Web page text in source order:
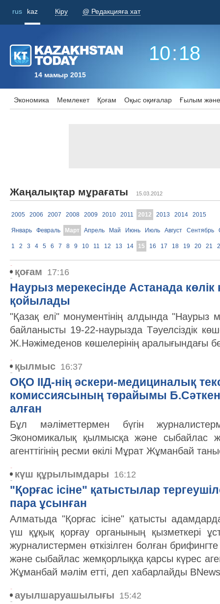
rus kaz Кіру @ Редакцияға хат
14 мамыр 2015
10: 18
Экономика Мемлекет Қоғам Оқыс оқиғалар Ғылым және
Жаңалықтар мұрағаты 15.03.2012
2005 2006 2007 2008 2009 2010 2011 2012 2013 2014 2015
Январь Февраль Март Апрель Май Июнь Июль Август Сентябрь
1 2 3 4 5 6 7 8 9 10 11 12 13 14 15 16 17 18 19 20 21
қоғам 17:16
Наурыз мерекесінде Астанада
қойылады
"Қазақ елі" монументінің алдында "Наурыз
байланысты 19-22-наурызда Тәуелсіздік
Ж.Нәжімеденов көшелерінің аралығындағы
қылмыс 16:37
ОҚО ІІД-нің әскери-медициналық
комиссиясының төрайымы
алған
Бұл мәліметтермен бүгін
Экономикалық қылмысқа және сыбайлас
агенттігінің ресми өкілі Мұрат Жұманбай
күш құрылымдары 16:12
"Қорғас ісіне" қатыстылар
пара ұсынған
Алматыда "Қорғас ісіне" қатысты
үш құқық қорғау органының қызметкері
журналистермен өткізілген болған
және сыбайлас жемқорлыққа қарсы күрес
Жұманбай мәлім етті, деп хабарлайды
ауылшаруашылығы 15:42